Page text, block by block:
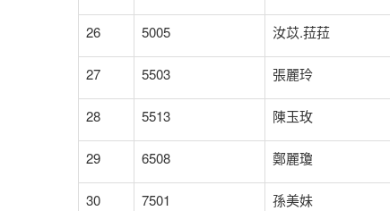
26 5005 汝苡.菈菈
27 5503 張麗玲
28 5513 陳玉玫
29 6508 鄭麗瓊
30 7501 孫美妹